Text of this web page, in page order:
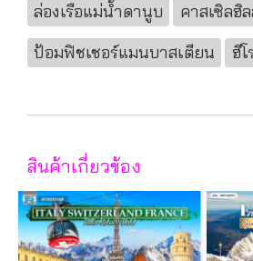
ล่องเรือแม่น้ำดานูบ
คาสเซิลฮิ
ป้อมฟิชเชอร์แมนบาสเตียน
ฮีโ
สินค้าเกี่ยวข้อง